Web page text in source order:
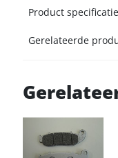
Product
Gerelateerde